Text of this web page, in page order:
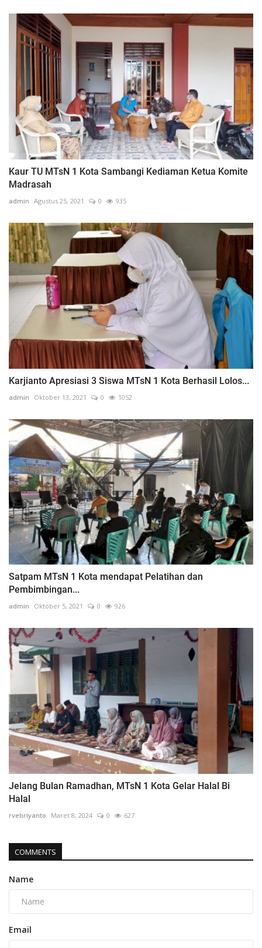
Kaur TU MTsN 1 Kota Sambangi Kediaman Ketua Komite
Madrasah
admin Agustus 25, 2021 0 935
Karjianto Apresiasi 3 Siswa MTsN 1 Kota Berhasil Lolos...
admin Oktober 13, 2021 0 1052
Satpam MTsN 1 Kota mendapat Pelatihan dan
Pembimbingan...
admin Oktober 5, 2021 0 926
Jelang Bulan Ramadhan, MTsN 1 Kota Gelar Halal Bi
Halal
rvebriyanto Maret 8, 2024 0 627
COMMENTS
Name
Email